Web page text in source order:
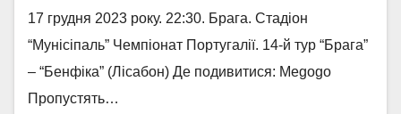
17 грудня 2023 року. 22:30. Брага. Стадіон
“Мунісіпаль” Чемпіонат Португалії. 14-й тур “Брага”
– “Бенфіка” (Лісабон) Де подивитися: Megogo
Пропустять…